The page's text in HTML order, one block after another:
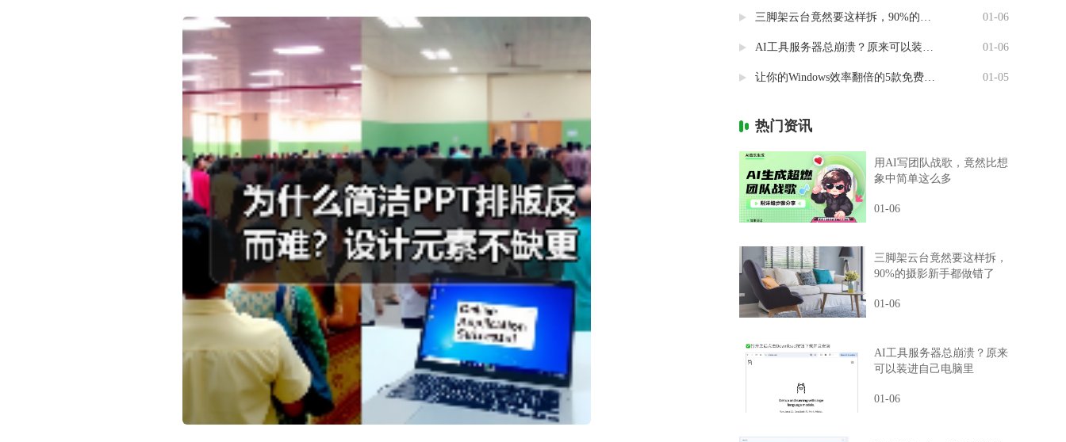
三脚架云台竟然要这样拆，90%的摄影新手都做错了 01-06
AI工具服务器总崩溃？原来可以装进自己电脑里 01-06
让你的Windows效率翻倍的5款免费神器 01-05
热门资讯
用AI写团队战歌，竟然比想
象中简单这么多
01-06
三脚架云台竟然要这样拆，
90%的摄影新手都做错了
01-06
AI工具服务器总崩溃？原来
可以装进自己电脑里
01-06